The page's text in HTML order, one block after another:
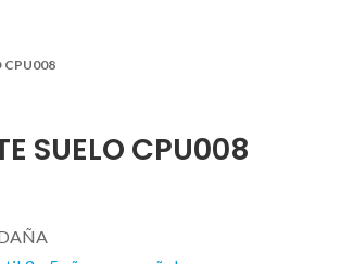
CPU008
SUELO CPU008